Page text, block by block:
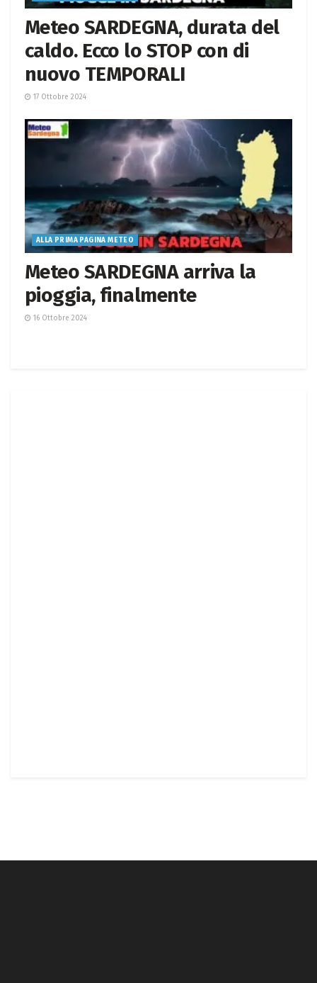
Meteo SARDEGNA, durata del
caldo. Ecco lo STOP con di
nuovo TEMPORALI
17 Ottobre 2024
ALLA PRIMA PAGINA METEO
Meteo SARDEGNA arriva la
pioggia, finalmente
16 Ottobre 2024